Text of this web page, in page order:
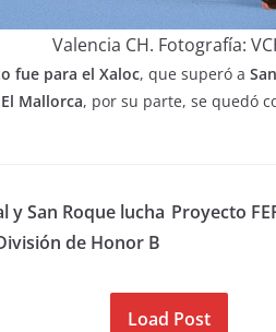
Valencia CH. Fotografía:
fue para el Xaloc, que superó a
Mallorca, por su parte, se quedó
y San Roque lucha
de Honor B
Proyecto
Load Post